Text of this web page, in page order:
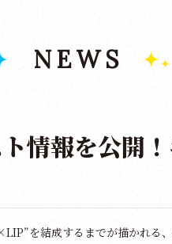
NEWS
情報を公開
を結成するまでが描かれ